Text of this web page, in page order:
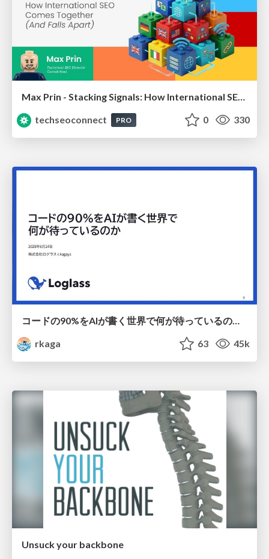
techseoconnect
PRO 0 330
コードの90%をAIが書く世界で何が待っているのか / What awaits us in a world where 90% of the code is written by AI
rkaga
63 45k
Unsuck your backbone